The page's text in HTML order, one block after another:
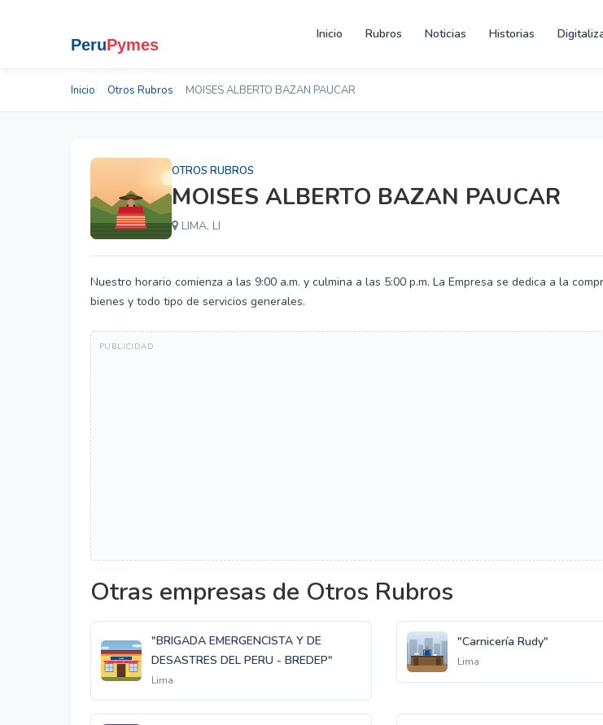
Inicio Rubros Noticias Historias
Inicio Otros Rubros MOISES ALBERTO BAZAN PAUCAR
OTROS RUBROS
MOISES ALBERTO BAZAN PAUCAR
LIMA, LI
Nuestro horario comienza a las 9:00 a.m. y culmina a las 5:00 p.m. La Empresa se dedica a la
bienes y todo tipo de servicios generales.
Otras empresas de Otros Rubros
"BRIGADA EMERGENCISTA Y DE
DESASTRES DEL PERU - BREDEP"
Lima
"Carnicería Rudy"
Lima